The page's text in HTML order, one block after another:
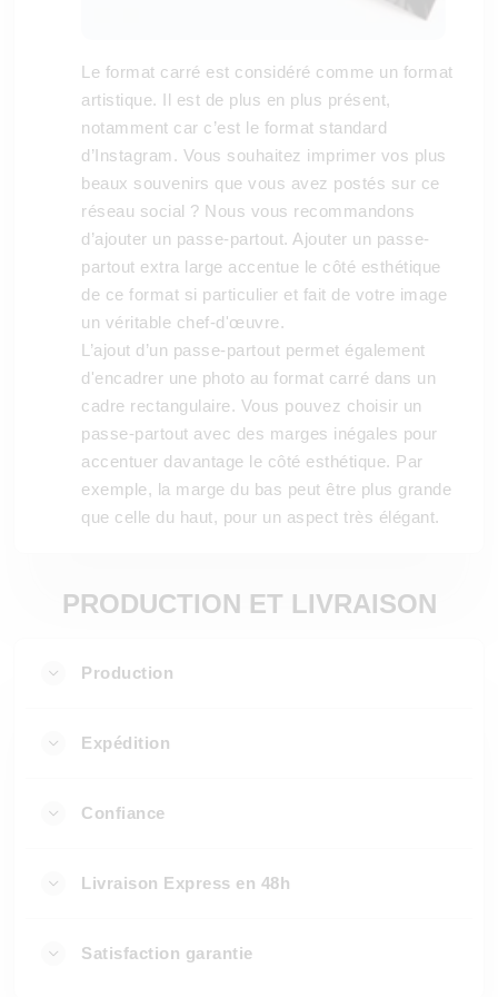
Le format carré est considéré comme un format
artistique. Il est de plus en plus présent,
notamment car c’est le format standard
d’Instagram. Vous souhaitez imprimer vos plus
beaux souvenirs que vous avez postés sur ce
réseau social ? Nous vous recommandons
d’ajouter un passe-partout. Ajouter un passe-
partout extra large accentue le côté esthétique
de ce format si particulier et fait de votre image
un véritable chef-d'œuvre.
L’ajout d’un passe-partout permet également
d'encadrer une photo au format carré dans un
cadre rectangulaire. Vous pouvez choisir un
passe-partout avec des marges inégales pour
accentuer davantage le côté esthétique. Par
exemple, la marge du bas peut être plus grande
que celle du haut, pour un aspect très élégant.
PRODUCTION ET LIVRAISON
Production
Expédition
Confiance
Livraison Express en 48h
Satisfaction garantie